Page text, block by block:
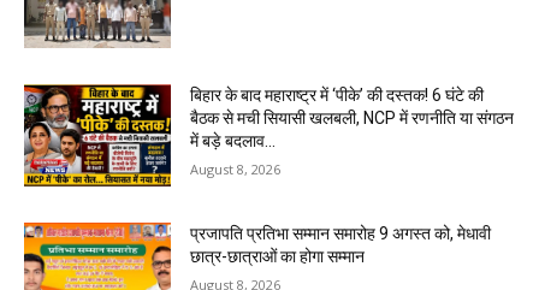
बिहार के बाद महाराष्ट्र में ‘पीके’ की दस्तक! 6 घंटे की
बैठक से मची सियासी खलबली, NCP में रणनीति या संगठन
में बड़े बदलाव...
August 8, 2026
प्रजापति प्रतिभा सम्मान समारोह 9 अगस्त को, मेधावी
छात्र-छात्राओं का होगा सम्मान
August 8, 2026